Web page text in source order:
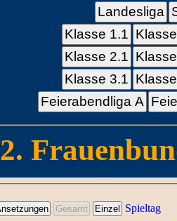
Landesliga
Klasse 1.1
Klasse 2.1
Klasse 3.1
Feierabendliga A
2.
Spieltag